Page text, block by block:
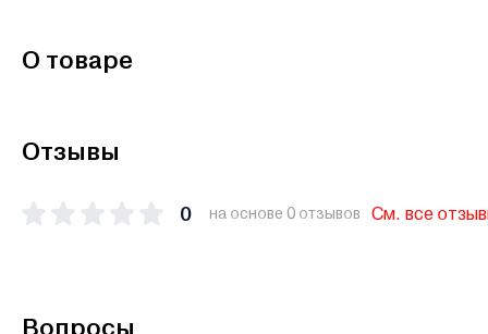
О товаре
Отзывы
0 на основе 0 отзывов См. все
Вопросы